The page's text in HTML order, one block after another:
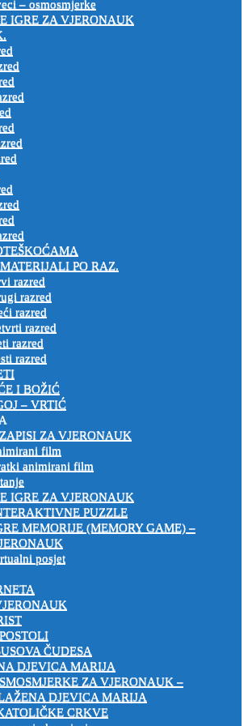
– osmosmjerke
IGRE ZA VJERONAUK
PO RAZ.
razred
razred
razred
razred
razred
razred
I BOŽIĆ
– VRTIĆ
ZA VJERONAUK
film
animirani film
IGRE ZA VJERONAUK
PUZZLE
MEMORIJE (MEMORY GAME) –
posjet
ČUDESA
DJEVICA MARIJA
ZA VJERONAUK –
DJEVICA MARIJA
CRKVE